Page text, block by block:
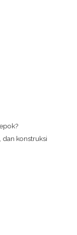
dan konstruksi